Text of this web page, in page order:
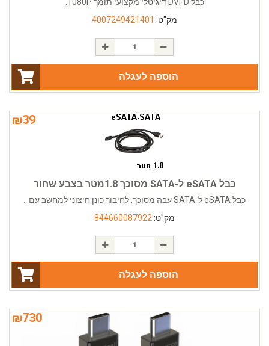
מק"ט: 4007249421401
הוספה לעגלה
₪39
כבל eSATA ל-SATA מסוכך 1.8מטר בצבע שחור
כבל eSATA ל-SATA עבה מסוכך, לחיבור כונן חיצוני למחשב עם...
מק"ט: 844660087922
הוספה לעגלה
₪730